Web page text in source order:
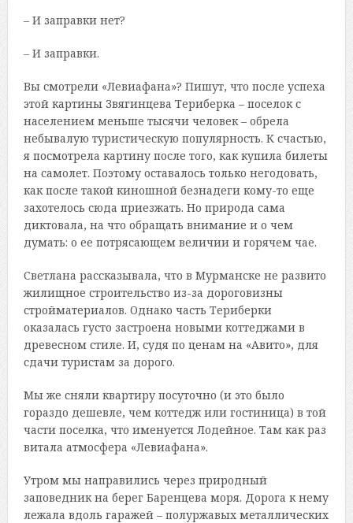
– И заправки нет?
– И заправки.
Вы смотрели «Левиафана»? Пишут, что после успеха
этой картины Звягинцева Териберка – поселок с
населением меньше тысячи человек – обрела
небывалую туристическую популярность. К счастью,
я посмотрела картину после того, как купила билеты
на самолет. Поэтому оставалось только негодовать,
как после такой киношной безнадеги кому-то еще
захотелось сюда приезжать. Но природа сама
диктовала, на что обращать внимание и о чем
думать: о ее потрясающем величии и горячем чае.
Светлана рассказывала, что в Мурманске не развито
жилищное строительство из-за дороговизны
стройматериалов. Однако часть Териберки
оказалась густо застроена новыми коттеджами в
древесном стиле. И, судя по ценам на «Авито», для
сдачи туристам за дорого.
Мы же сняли квартиру посуточно (и это было
гораздо дешевле, чем коттедж или гостиница) в той
части поселка, что именуется Лодейное. Там как раз
витала атмосфера «Левиафана».
Утром мы направились через природный
заповедник на берег Баренцева моря. Дорога к нему
лежала вдоль гаражей – полуржавых металлических